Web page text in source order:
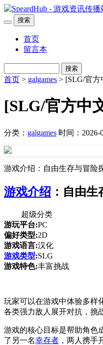
搜索
首页
留言本
搜索
首页 > galgames > [SLG/官方
[SLG/官方中
分类： galgames 时间：2026-
游戏介绍：自由生存与冒险
游戏介绍 ：自由
超级分类
游玩平台:PC
偏好类型:2D
游戏语言:汉化
游戏类型:SLG
游戏特色:丰富挑战
玩家可以在游戏中体验多样
各类强力敌人展开对抗，挑
游戏的核心目标是帮助角色
了另一名幸存者 ，两人携手